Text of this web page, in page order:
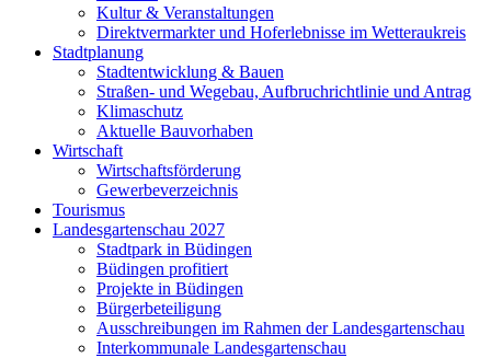
Kultur & Veranstaltungen
Direktvermarkter und Hoferlebnisse im Wetteraukreis
Stadtplanung
Stadtentwicklung & Bauen
Straßen- und Wegebau, Aufbruchrichtlinie und Antrag
Klimaschutz
Aktuelle Bauvorhaben
Wirtschaft
Wirtschaftsförderung
Gewerbeverzeichnis
Tourismus
Landesgartenschau 2027
Stadtpark in Büdingen
Büdingen profitiert
Projekte in Büdingen
Bürgerbeteiligung
Ausschreibungen im Rahmen der Landesgartenschau
Interkommunale Landesgartenschau